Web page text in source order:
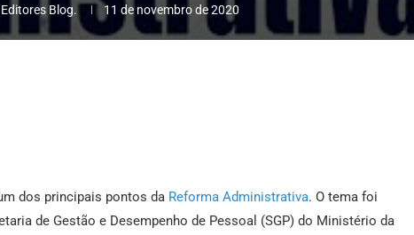
Blog. 11 de novembro de 2020
dos principais pontos da Reforma Administrativa. O tema foi
de Gestão e Desempenho de Pessoal (SGP) do Ministério da